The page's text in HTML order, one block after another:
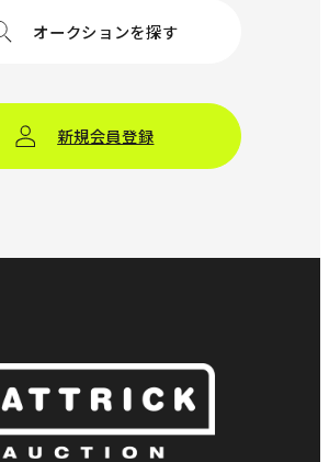
オークションを探す
新規会員登録